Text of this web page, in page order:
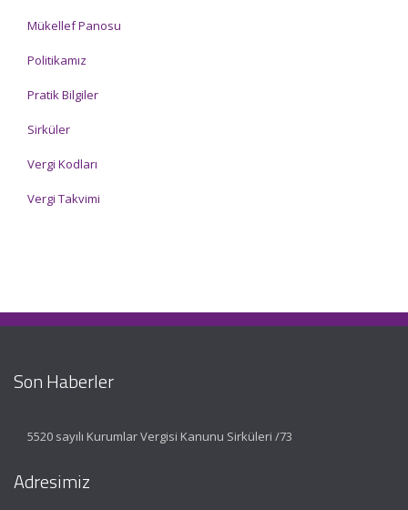
Mükellef Panosu
Politikamız
Pratik Bilgiler
Sirküler
Vergi Kodları
Vergi Takvimi
Son Haberler
5520 sayılı Kurumlar Vergisi Kanunu Sirküleri /73
Adresimiz